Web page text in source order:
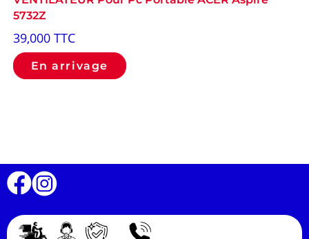
5732Z
39,000 TTC
En arrivage